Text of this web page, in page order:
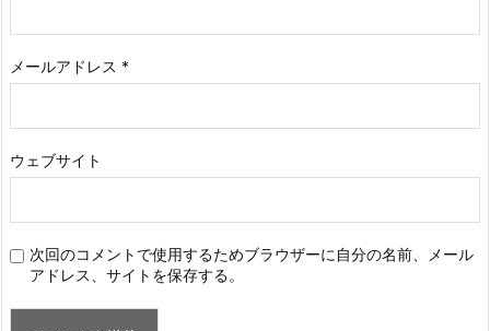
メールアドレス *
ウェブサイト
次回のコメントで使用するためブラウザーに自分の名前、メール
アドレス、サイトを保存する。